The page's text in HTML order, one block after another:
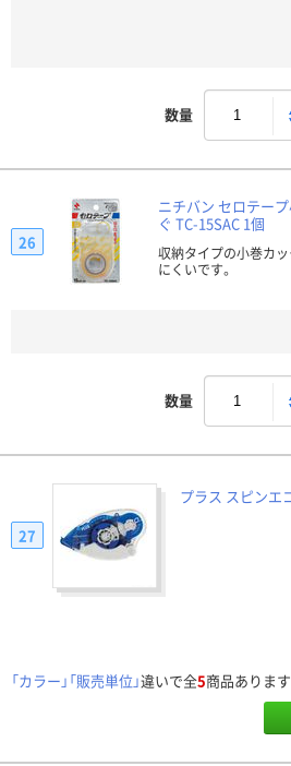
数量
ニチバン セロテー
ぐ TC-15SAC 1個
収納タイプの小巻カ
にくいです。
26
数量
プラス スピンエ
27
「カラー」「販売単位」違いで全5商品あります